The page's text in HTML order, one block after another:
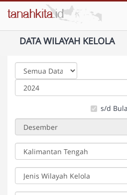
DATA WILAYAH KELOLA
s/d